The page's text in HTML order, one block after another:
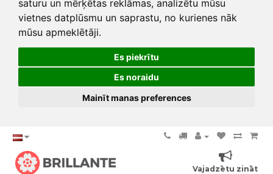
saturu un mērķētas reklāmas, analizētu mūsu
vietnes datplūsmu un saprastu, no kurienes nāk
mūsu apmeklētāji.
Es piekrītu
Es noraidu
Mainīt manas preferences
Vajadzētu zināt